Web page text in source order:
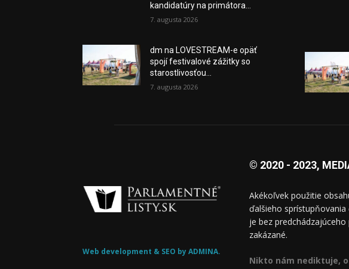
kandidatúry na primátora...
7. augusta 2026
dm na LOVESTREAM-e opäť
spojí festivalové zážitky so
starostlivosťou...
7. augusta 2026
Web development & SEO by ADMINA.
© 2020 - 2023,
Akékoľvek použitie
ďalšieho
je bez
zakázané.
Nikto nám nediktuje,